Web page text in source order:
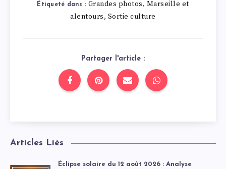
Étiqueté dans : Grandes photos, Marseille et
alentours, Sortie culture
Partager l'article :
Articles Liés
Éclipse solaire du 12 août 2026 : Analyse